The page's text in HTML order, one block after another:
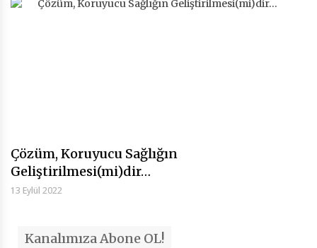
Çözüm, Koruyucu Sağlığın
Geliştirilmesi(mi)dir…
13 Eylül 2022
Kanalımıza Abone OL!